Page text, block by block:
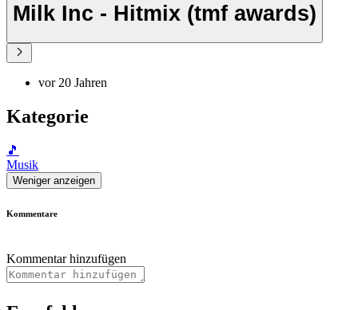
Milk Inc - Hitmix (tmf awards)
vor 20 Jahren
Kategorie
🎵
Musik
Weniger anzeigen
Kommentare
Kommentar hinzufügen